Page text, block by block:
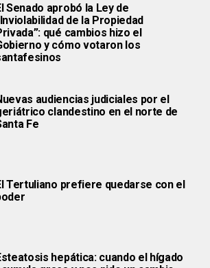
Senado aprobó la Ley de
de la Propiedad
qué cambios hizo el
y cómo votaron los
audiencias judiciales por el
clandestino en el norte de
Fe
Tertuliano prefiere quedarse con el
hepática: cuando el hígado